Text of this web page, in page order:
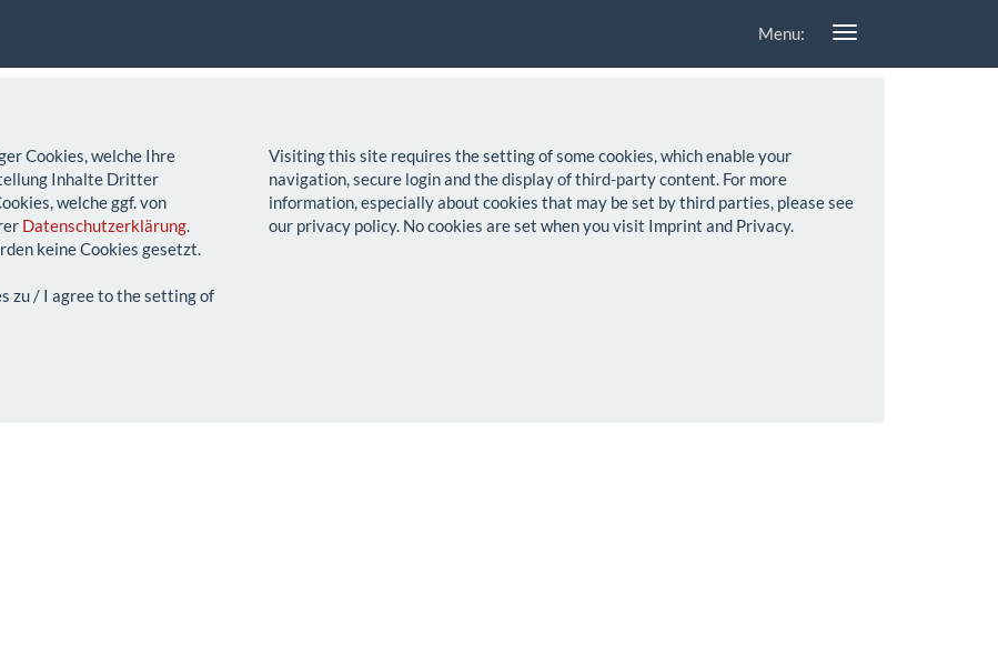
Menu:
Cookies, welche Ihre
Inhalte Dritter
welche ggf. von
Datenschutzerklärung.
keine Cookies gesetzt.
zu / I agree to the setting of
Visiting this site requires the setting of some cookies, which enable your
navigation, secure login and the display of third-party content. For more
information, especially about cookies that may be set by third parties, please see
our privacy policy. No cookies are set when you visit Imprint and Privacy.